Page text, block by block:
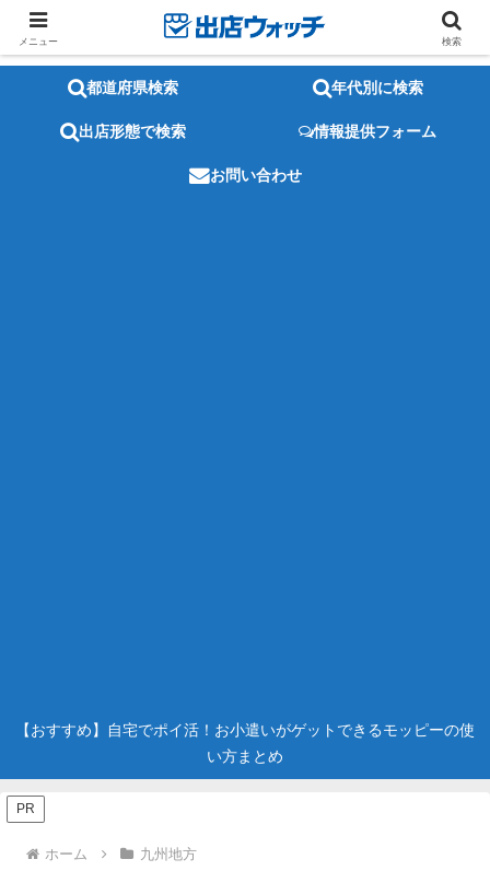
都道府県検索 年代別に検索
出店形態で検索 情報提供フォーム
お問い合わせ
【おすすめ】自宅でポイ活！お小遣いがゲットできるモッピーの使
い方まとめ
PR
ホーム 九州地方
メニュー 検索